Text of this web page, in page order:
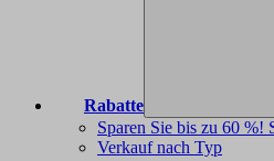
Rabatte
Sparen Sie bis zu 60 %!
Verkauf nach Typ